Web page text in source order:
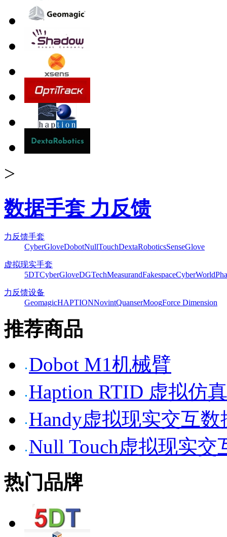
>
数据手套 力反馈
力反馈手套
CyberGloveDobotNullTouchDextaRoboticsSenseGlove
虚拟现实手套
5DTCyberGloveDGTechMeasurandFakespaceCyberWorld
力反馈设备
GeomagicHAPTIONNovintQuanserMoogForce Dimension
推荐商品
Dobot M1机械臂
Haption RTID 虚拟仿
Handy虚拟现实交互数
Null Touch虚拟现实交
热门品牌